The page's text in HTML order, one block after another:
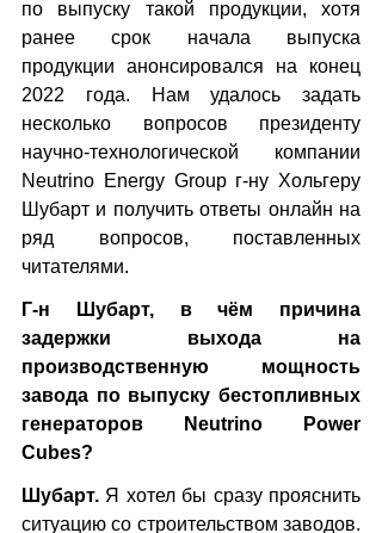
по выпуску такой продукции, хотя
ранее срок начала выпуска
продукции анонсировался на конец
2022 года. Нам удалось задать
несколько вопросов президенту
научно-технологической компании
Neutrino Energy Group г-ну Хольгеру
Шубарт и получить ответы онлайн на
ряд вопросов, поставленных
читателями.
Г-н Шубарт, в чём причина
задержки выхода на
производственную мощность
завода по выпуску бестопливных
генераторов Neutrino Power
Cubes?
Шубарт. Я хотел бы сразу прояснить
ситуацию со строительством заводов.